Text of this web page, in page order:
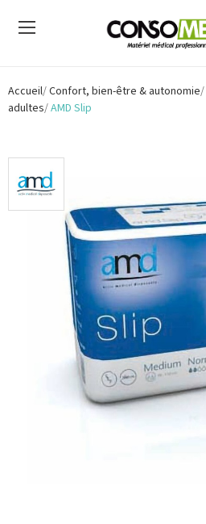
Accueil Confort, bien-être & autonomie
adultes AMD Slip